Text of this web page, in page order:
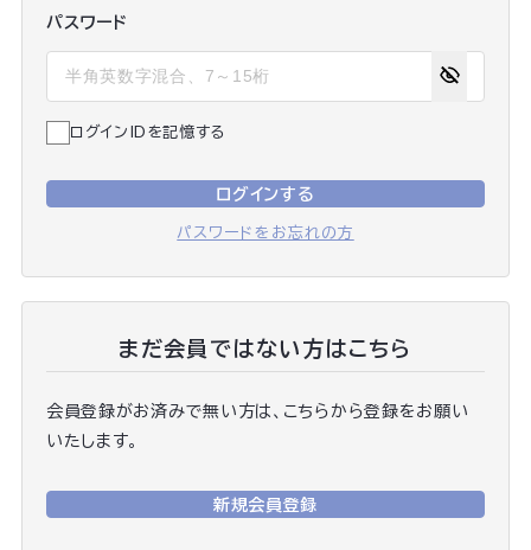
パスワード
ログインIDを記憶する
ログインする
パスワードをお忘れの方
まだ会員ではない方はこちら
会員登録がお済みで無い方は、こちらから登録をお願い
いたします。
新規会員登録